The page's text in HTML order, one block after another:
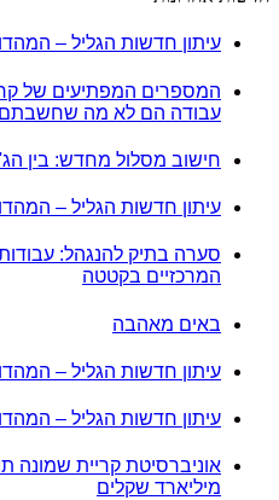
עיתון חדשות הגליל –
עבודה הם לא מה
חישוב מסלול מחדש: בין
עיתון חדשות הגליל –
סערה בתיק להנגהל:
המרכזיים בקטטה
באים מאהבה
עיתון חדשות הגליל –
עיתון חדשות הגליל –
אוניברסיטת קריית שמונה
מיליארד שקלים